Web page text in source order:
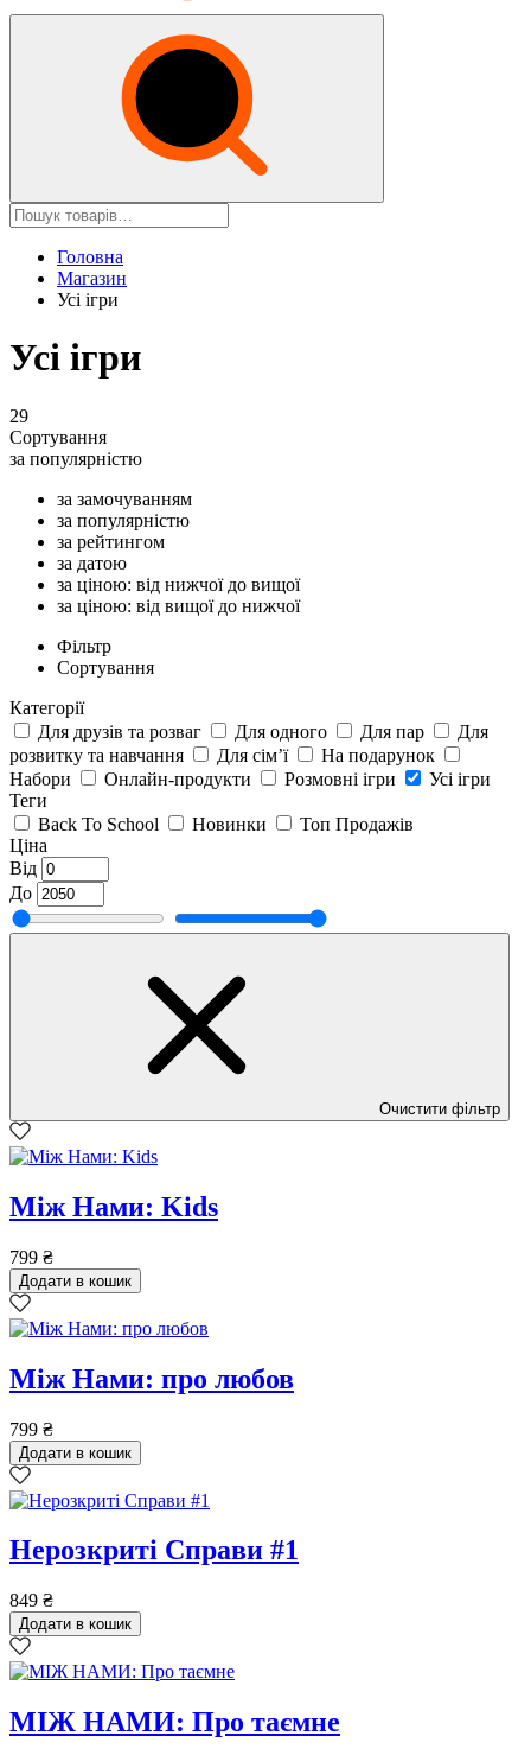
Головна
Магазин
Усі ігри
Усі ігри
29
Сортування
за популярністю
за замочуванням
за популярністю
за рейтингом
за датою
за ціною: від нижчої до вищої
за ціною: від вищої до нижчої
Фільтр
Сортування
Категорії
Для друзів та розваг
Для одного Для пар
Для
розвитку та навчання
Для сім’ї
На подарунок
Набори
Онлайн-продукти Розмовні ігри
Усі ігри
Теги
Back To School
Новинки
Топ Продажів
Ціна
Від
До
Очистити фільтр
Між Нами: Kids
799 ₴
Додати в кошик
Між Нами: про любов
799 ₴
Додати в кошик
Нерозкриті Cправи #1
849 ₴
Додати в кошик
МІЖ НАМИ: Про таємне